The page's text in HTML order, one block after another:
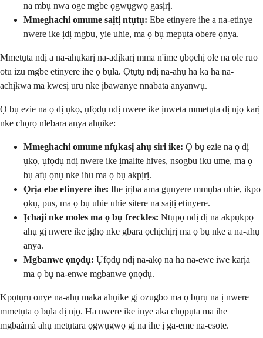
na mbụ nwa oge mgbe ọgwụgwọ gasịrị.
Mmeghachi omume saịtị ntụtụ: Ebe etinyere ihe a na-etinye
nwere ike ịdị mgbu, yie uhie, ma ọ bụ mepụta obere ọnya.
Mmetụta ndị a na-ahụkarị na-adịkarị mma n'ime ụbọchị ole na ole ruo
otu izu mgbe etinyere ihe ọ bụla. Ọtụtụ ndị na-ahụ ha ka ha na-
achịkwa ma kwesị uru nke ịbawanye nnabata anyanwụ.
Ọ bụ ezie na ọ dị ụkọ, ụfọdụ ndị nwere ike ịnweta mmetụta dị njọ karị
nke chọrọ nlebara anya ahụike:
Mmeghachi omume nfụkasị ahụ siri ike: Ọ bụ ezie na ọ dị
ụkọ, ụfọdụ ndị nwere ike ịmalite hives, nsogbu iku ume, ma ọ
bụ afụ ọnụ nke ihu ma ọ bụ akpịrị.
Ọrịa ebe etinyere ihe: Ihe ịrịba ama gụnyere mmụba uhie, ikpo
ọkụ, pus, ma ọ bụ uhie uhie sitere na saịtị etinyere.
Ịchaji nke moles ma ọ bụ freckles: Ntụpọ ndị dị na akpụkpọ
ahụ gị nwere ike ịghọ nke gbara ọchịchịrị ma ọ bụ nke a na-ahụ
anya.
Mgbanwe ọnọdụ: Ụfọdụ ndị na-akọ na ha na-ewe iwe karịa
ma ọ bụ na-enwe mgbanwe ọnọdụ.
Kpọtụrụ onye na-ahụ maka ahụike gị ozugbo ma ọ bụrụ na ị nwere
mmetụta ọ bụla dị njọ. Ha nwere ike inye aka chọpụta ma ihe
mgbaàmà ahụ metụtara ọgwụgwọ gị na ihe ị ga-eme na-esote.